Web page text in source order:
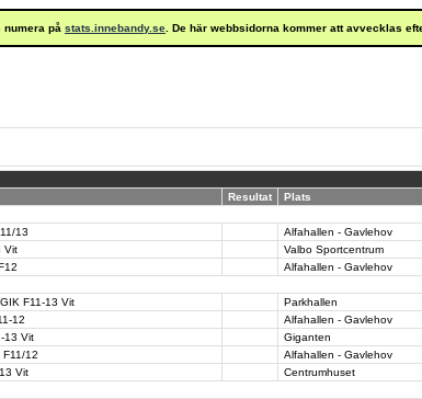
på stats.innebandy.se . De här webbsidorna kommer att avvecklas
Resultat Plats
13
Alfahallen - Gavlehov
Vit
Valbo Sportcentrum
Alfahallen - Gavlehov
F11-13 Vit
Parkhallen
12
Alfahallen - Gavlehov
13 Vit
Giganten
F11/12
Alfahallen - Gavlehov
Vit
Centrumhuset